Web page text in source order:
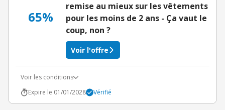
65%
remise au mieux sur les vêtements
pour les moins de 2 ans - Ça vaut le
coup, non ?
Voir l'offre
Voir les conditions
Expire le 01/01/2028
Vérifié